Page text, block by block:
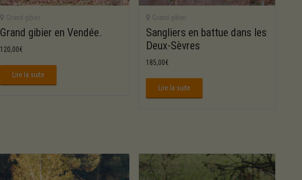
Grand gibier
Grand gibier en Vendée.
120,00€
Lire la suite
Grand gibier
Sangliers en battue dans les
Deux-Sèvres
185,00€
Lire la suite